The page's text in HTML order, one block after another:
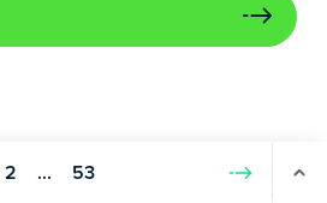
2 ... 53 Volgende